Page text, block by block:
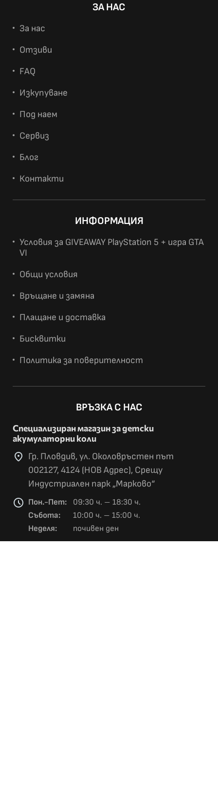
ЗА НАС
За нас
Отзиви
FAQ
Изкупуване
Под наем
Сервиз
Блог
Контакти
ИНФОРМАЦИЯ
Условия за GIVEAWAY PlayStation 5 + игра GTA
VI
Общи условия
Връщане и замяна
Плащане и доставка
Бисквитки
Политика за поверителност
ВРЪЗКА С НАС
Специализиран магазин за детски
акумулаторни коли
location_on Гр. Пловдив, ул. Околовръстен път
002127, 4124 (НОВ Адрес), Срещу
Индустриален парк „Марково“
schedule Пон.-Пет:
09:30 ч. – 18:30 ч.
Събота:
10:00 ч. – 15:00 ч.
Неделя:
почивен ден